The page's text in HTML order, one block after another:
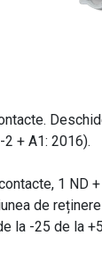
+ A1: 2016).
1 ND
de
la -25 de la